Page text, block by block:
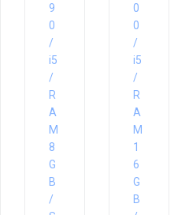
9
0
/
i5
/
R
A
M
8
G
B
/
0
0
/
i5
/
R
A
M
1
6
G
B